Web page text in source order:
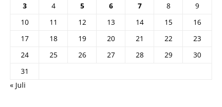
3
4 5 6 7 8
9
10
11 12 13 14 15
16
17
18 19 20 21 22
23
24
25 26 27 28 29
30
31
« Juli